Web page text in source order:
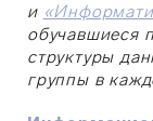
и
обучавшиеся
структуры
группы в